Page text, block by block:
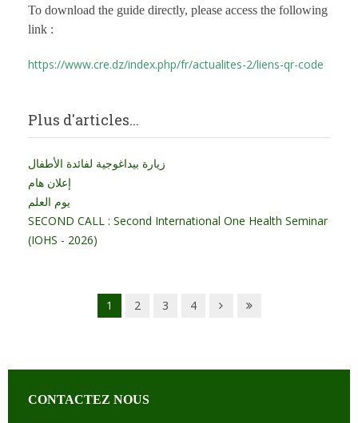
To download the guide directly, please access the following
link :
https://www.cre.dz/index.php/fr/actualites-2/liens-qr-code
Plus d'articles...
زيارة بيداغوجية لفائدة الأطفال
إعلان هام
يوم العلم
SECOND CALL : Second International One Health Seminar
(IOHS - 2026)
1 2 3 4
CONTACTEZ NOUS